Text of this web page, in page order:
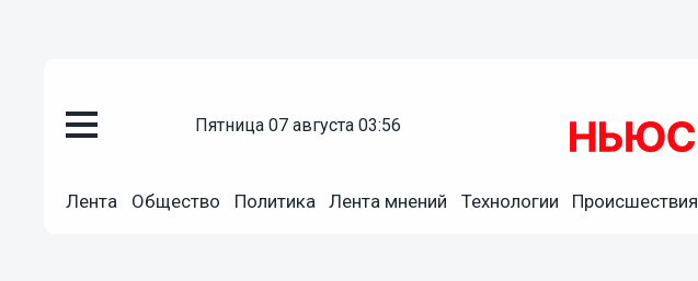
пятница 07 августа 03:56
Лента Общество Политика Лента мнений Технологии Происшествия
Сбившего девушку на улице Ульянова водителя